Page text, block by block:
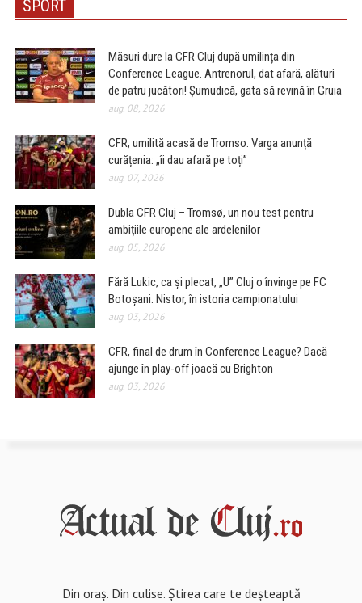
SPORT
Măsuri dure la CFR Cluj după umilința din
Conference League. Antrenorul, dat afară, alături
de patru jucători! Șumudică, gata să revină în Gruia
aug. 08, 2026
CFR, umilită acasă de Tromso. Varga anunță
curățenia: „îi dau afară pe toți”
aug. 07, 2026
Dubla CFR Cluj – Tromsø, un nou test pentru
ambițiile europene ale ardelenilor
aug. 05, 2026
Fără Lukic, ca și plecat, „U” Cluj o învinge pe FC
Botoșani. Nistor, în istoria campionatului
aug. 03, 2026
CFR, final de drum în Conference League? Dacă
ajunge în play-off joacă cu Brighton
aug. 03, 2026
Din oraș. Din culise. Știrea care te deșteaptă